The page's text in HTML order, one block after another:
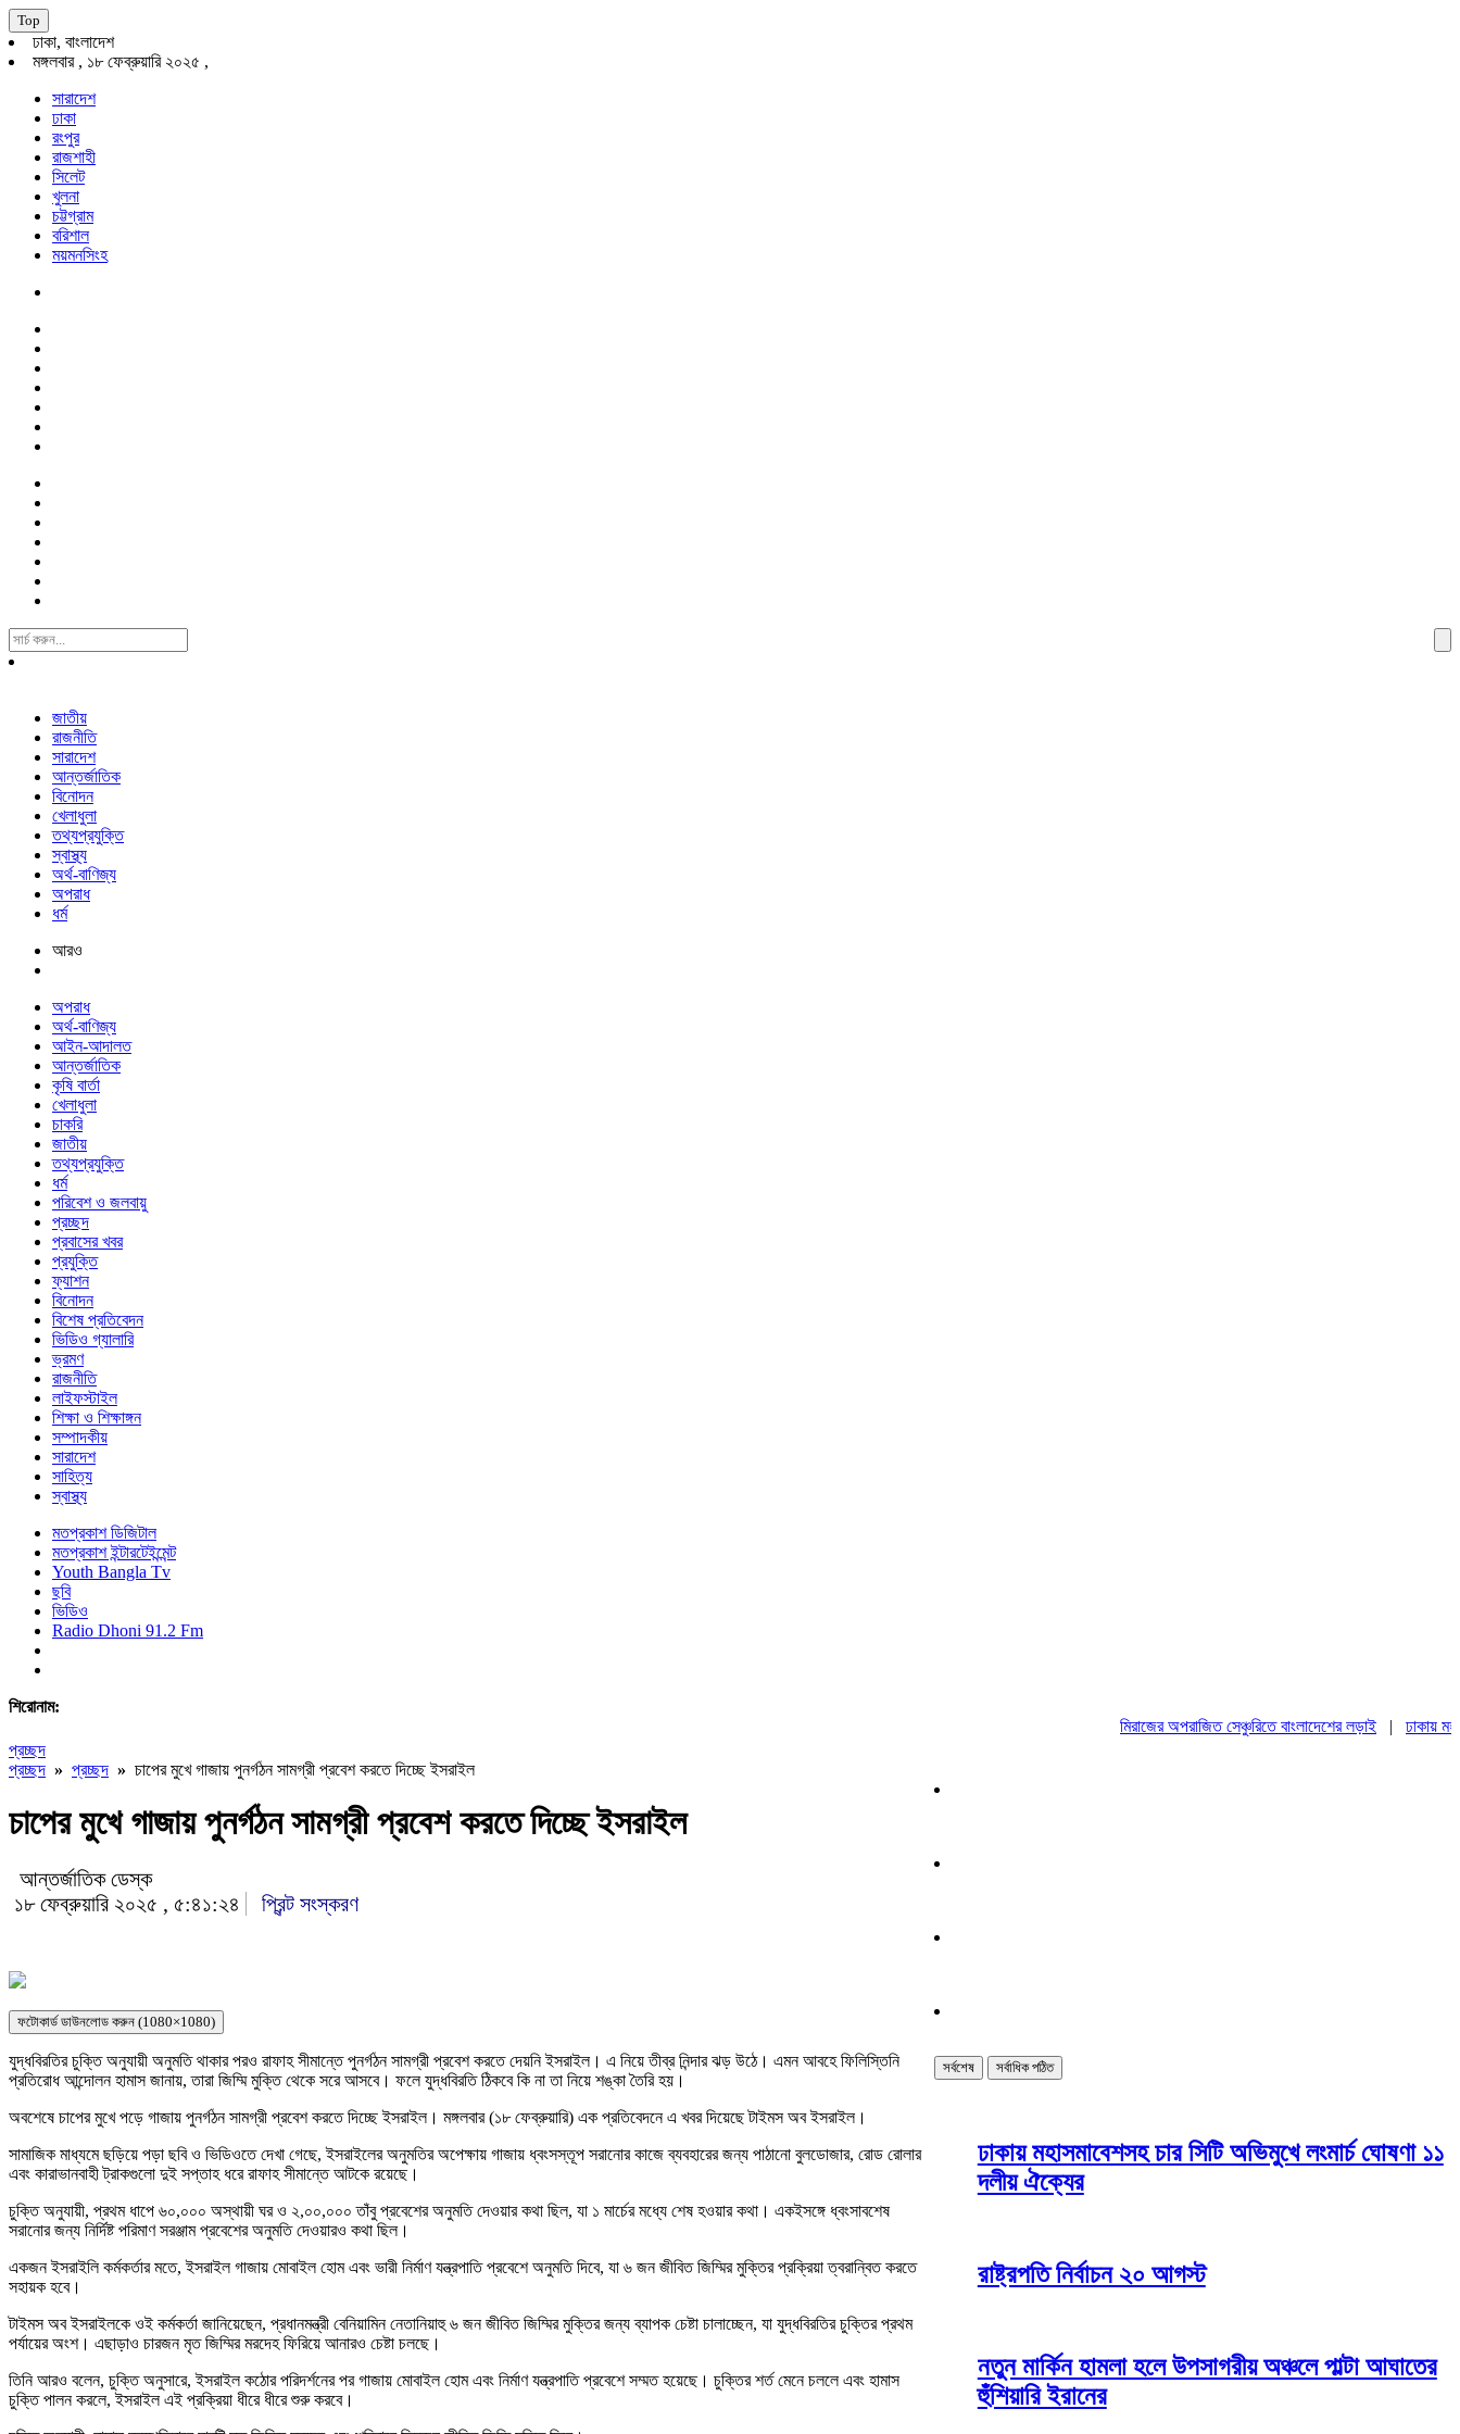
Top
ঢাকা, বাংলাদেশ
মঙ্গলবার , ১৮ ফেব্রুয়ারি ২০২৫ ,
সারাদেশ
ঢাকা
রংপুর
রাজশাহী
সিলেট
খুলনা
চট্টগ্রাম
বরিশাল
ময়মনসিংহ
Search
For:
জাতীয়
রাজনীতি
সারাদেশ
আন্তর্জাতিক
বিনোদন
খেলাধুলা
তথ্যপ্রযুক্তি
স্বাস্থ্য
অর্থ-বাণিজ্য
অপরাধ
ধর্ম
আরও
অপরাধ
অর্থ-বাণিজ্য
আইন-আদালত
আন্তর্জাতিক
কৃষি বার্তা
খেলাধুলা
চাকরি
জাতীয়
তথ্যপ্রযুক্তি
ধর্ম
পরিবেশ ও জলবায়ু
প্রচ্ছদ
প্রবাসের খবর
প্রযুক্তি
ফ্যাশন
বিনোদন
বিশেষ প্রতিবেদন
ভিডিও গ্যালারি
ভ্রমণ
রাজনীতি
লাইফস্টাইল
শিক্ষা ও শিক্ষাঙ্গন
সম্পাদকীয়
সারাদেশ
সাহিত্য
স্বাস্থ্য
মতপ্রকাশ ডিজিটাল
মতপ্রকাশ ইন্টারটেইন্মেন্ট
Youth Bangla Tv
ছবি
ভিডিও
Radio Dhoni 91.2 Fm
শিরোনাম:
মিরাজের অপরাজিত সেঞ্চুরিতে বাংলাদেশের লড়াই|
ঢাকায়
প্রচ্ছদ
প্রচ্ছদ » প্রচ্ছদ » চাপের মুখে গাজায় পুনর্গঠন সামগ্রী প্রবেশ করতে দিচ্ছে ইসরাইল
চাপের মুখে গাজায় পুনর্গঠন সামগ্রী প্রবেশ করতে দিচ্ছে ইসরাইল
আন্তর্জাতিক ডেস্ক
১৮ ফেব্রুয়ারি ২০২৫ , ৫:৪১:২৪
প্রিন্ট সংস্করণ
ফটোকার্ড ডাউনলোড করুন (1080×1080)
যুদ্ধবিরতির চুক্তি অনুযায়ী অনুমতি থাকার পরও রাফাহ সীমান্তে পুনর্গঠন সামগ্রী প্রবেশ করতে দেয়নি ইসরাইল। এ নিয়ে তীব্র নিন্দার ঝড় উঠে। এমন আবহে ফিলিস্তিনি
প্রতিরোধ আন্দােলন হামাস জানায়, তারা জিম্মি মুক্তি থেকে সরে আসবে। ফলে যুদ্ধবিরতি ঠিকবে কি না তা নিয়ে শঙ্কা তৈরি হয়।
অবশেষে চাপের মুখে পড়ে গাজায় পুনর্গঠন সামগ্রী প্রবেশ করতে দিচ্ছে ইসরাইল। মঙ্গলবার (১৮ ফেব্রুয়ারি) এক প্রতিবেদনে এ খবর দিয়েছে টাইমস অব ইসরাইল।
সামাজিক মাধ্যমে ছড়িয়ে পড়া ছবি ও ভিডিওতে দেখা গেছে, ইসরাইলের অনুমতির অপেক্ষায় গাজায় ধ্বংসস্তূপ সরানোর কাজে ব্যবহারের জন্য পাঠানো বুলডোজার, রোড রোলার
এবং কারাভানবাহী ট্রাকগুলো দুই সপ্তাহ ধরে রাফাহ সীমান্তে আটকে রয়েছে।
চুক্তি অনুযায়ী, প্রথম ধাপে ৬০,০০০ অস্থায়ী ঘর ও ২,০০,০০০ তাঁবু প্রবেশের অনুমতি দেওয়ার কথা ছিল, যা ১ মার্চের মধ্যে শেষ হওয়ার কথা। একইসঙ্গে ধ্বংসাবশেষ
সরানোর জন্য নির্দিষ্ট পরিমাণ সরঞ্জাম প্রবেশের অনুমতি দেওয়ারও কথা ছিল।
একজন ইসরাইলি কর্মকর্তার মতে, ইসরাইল গাজায় মোবাইল হোম এবং ভারী নির্মাণ যন্ত্রপাতি প্রবেশে অনুমতি দিবে, যা ৬ জন জীবিত জিম্মির মুক্তির প্রক্রিয়া ত্বরান্বিত করতে
সহায়ক হবে।
টাইমস অব ইসরাইলকে ওই কর্মকর্তা জানিয়েছেন, প্রধানমন্ত্রী বেনিয়ামিন নেতানিয়াহু ৬ জন জীবিত জিম্মির মুক্তির জন্য ব্যাপক চেষ্টা চালাচ্ছেন, যা যুদ্ধবিরতির চুক্তির প্রথম
পর্যায়ের অংশ। এছাড়াও চারজন মৃত জিম্মির মরদেহ ফিরিয়ে আনারও চেষ্টা চলছে।
তিনি আরও বলেন, চুক্তি অনুসারে, ইসরাইল কঠোর পরিদর্শনের পর গাজায় মোবাইল হোম এবং নির্মাণ যন্ত্রপাতি প্রবেশে সম্মত হয়েছে। চুক্তির শর্ত মেনে চললে এবং হামাস
চুক্তি পালন করলে, ইসরাইল এই প্রক্রিয়া ধীরে ধীরে শুরু করবে।
সর্বশেষ সর্বাধিক পঠিত
ঢাকায় মহাসমাবেশসহ চার সিটি অভিমুখে লংমার্চ ঘোষণা ১১
দলীয় ঐক্যের
রাষ্ট্রপতি নির্বাচন ২০ আগস্ট
নতুন মার্কিন হামলা হলে উপসাগরীয় অঞ্চলে পাল্টা আঘাতের
হুঁশিয়ারি ইরানের